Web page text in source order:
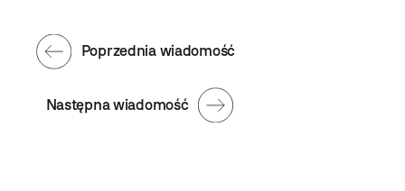
Następna wiadomość
Poprzednia wiadomość